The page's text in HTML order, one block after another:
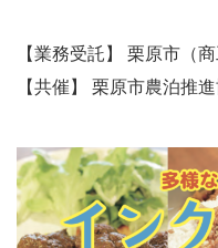
【業務受託】 栗原市（
【共催】 栗原市農泊推